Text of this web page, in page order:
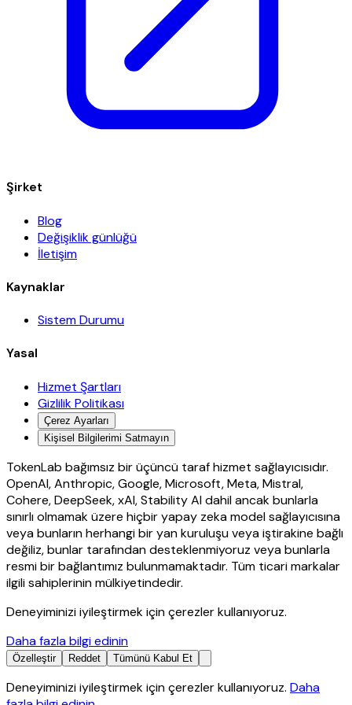
Şirket
Blog
Değişiklik günlüğü
İletişim
Kaynaklar
Sistem Durumu
Yasal
Hizmet Şartları
Gizlilik Politikası
Çerez Ayarları
Kişisel Bilgilerimi Satmayın
TokenLab bağımsız bir üçüncü taraf hizmet sağlayıcısıdır.
OpenAI, Anthropic, Google, Microsoft, Meta, Mistral,
Cohere, DeepSeek, xAI, Stability AI dahil ancak bunlarla
sınırlı olmamak üzere hiçbir yapay zeka model sağlayıcısına
veya bunların herhangi bir yan kuruluşu veya iştirakine bağlı
değiliz, bunlar tarafından desteklenmiyoruz veya bunlarla
resmi bir bağlantımız bulunmamaktadır. Tüm ticari markalar
ilgili sahiplerinin mülkiyetindedir.
Deneyiminizi iyileştirmek için çerezler kullanıyoruz.
Daha fazla bilgi edinin
Özelleştir Reddet Tümünü Kabul Et
Deneyiminizi iyileştirmek için çerezler kullanıyoruz. Daha